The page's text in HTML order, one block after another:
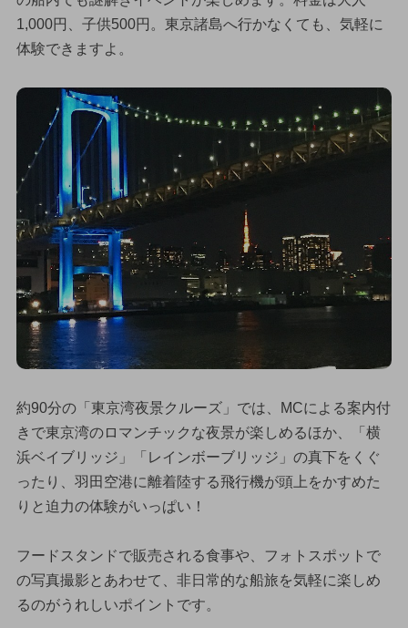
1,000円、子供500円。東京諸島へ行かなくても、気軽に
体験できますよ。
約90分の「東京湾夜景クルーズ」では、MCによる案内付
きで東京湾のロマンチックな夜景が楽しめるほか、「横
浜ベイブリッジ」「レインボーブリッジ」の真下をくぐ
ったり、羽田空港に離着陸する飛行機が頭上をかすめた
りと迫力の体験がいっぱい！
フードスタンドで販売される食事や、フォトスポットで
の写真撮影とあわせて、非日常的な船旅を気軽に楽しめ
るのがうれしいポイントです。